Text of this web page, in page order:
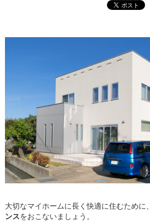
大切なマイホームに長く快適に住むために、
ンスをおこないましょう。